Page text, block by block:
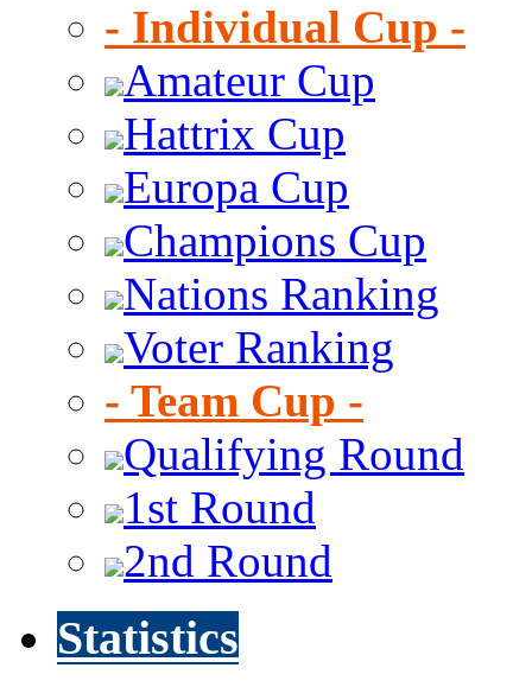
- Individual Cup -
Amateur Cup
Hattrix Cup
Europa Cup
Champions Cup
Nations Ranking
Voter Ranking
- Team Cup -
Qualifying Round
1st Round
2nd Round
Statistics